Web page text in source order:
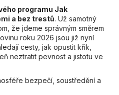
programu Jak
a bez trestů. Už samotný
že jdeme správným směrem
roku 2026 jsou již nyní
cesty, jak opustit křik,
neztratit pevnost a jistotu ve
bezpečí, soustředění a